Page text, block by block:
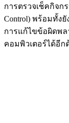
การตรวจเช็คกิจก
Control) พร้อมทั้ง
การแก้ไขข้อผิดพล
คอมพิวเตอร์ได้อีก